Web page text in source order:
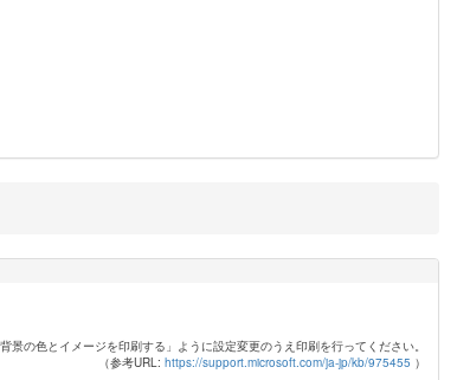
景の色とイメージを印刷する」ように設定変更のうえ印刷を行ってください。
（参考URL: https://support.microsoft.com/ja-jp/kb/975455 ）